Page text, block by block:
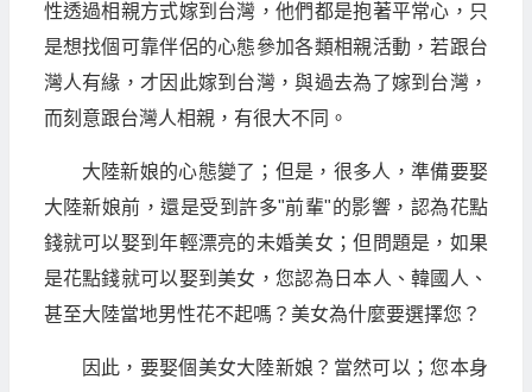
性透過相親方式嫁到台灣，他們都是抱著平常心，只
是想找個可靠伴侶的心態參加各類相親活動，若跟台
灣人有緣，才因此嫁到台灣，與過去為了嫁到台灣，
而刻意跟台灣人相親，有很大不同。
大陸新娘的心態變了；但是，很多人，準備要娶
大陸新娘前，還是受到許多"前輩"的影響，認為花點
錢就可以娶到年輕漂亮的未婚美女；但問題是，如果
是花點錢就可以娶到美女，您認為日本人、韓國人、
甚至大陸當地男性花不起嗎？美女為什麼要選擇您？
因此，要娶個美女大陸新娘？當然可以；您本身